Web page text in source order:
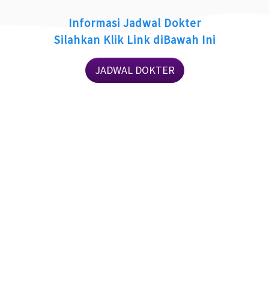
Informasi Jadwal Dokter
Silahkan Klik Link diBawah Ini
JADWAL DOKTER